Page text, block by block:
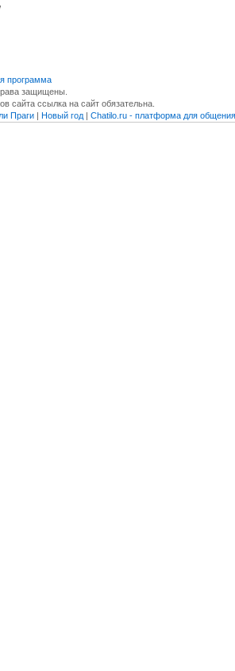
программа
защищены.
сайта ссылка на сайт обязательна.
Праги | Новый год | Chatilo.ru - платформа для